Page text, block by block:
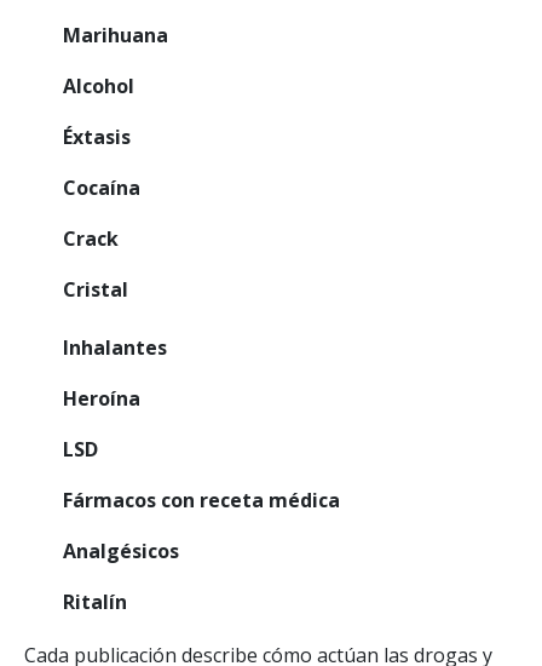
Marihuana
Alcohol
Éxtasis
Cocaína
Crack
Cristal
Inhalantes
Heroína
LSD
Fármacos con receta médica
Analgésicos
Ritalín
Cada publicación describe cómo actúan las drogas y